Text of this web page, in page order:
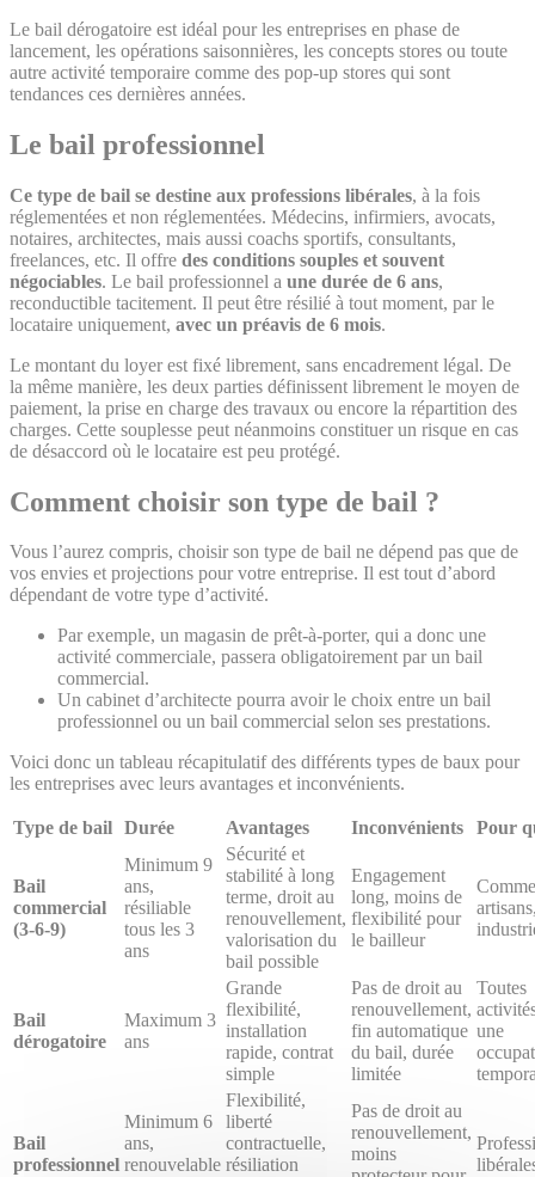
Le bail dérogatoire est idéal pour les entreprises en phase de
lancement, les opérations saisonnières, les concepts stores ou toute
autre activité temporaire comme des pop-up stores qui sont
tendances ces dernières années.
Le bail professionnel
Ce type de bail se destine aux professions libérales, à la fois
réglementées et non réglementées. Médecins, infirmiers, avocats,
notaires, architectes, mais aussi coachs sportifs, consultants,
freelances, etc. Il offre des conditions souples et souvent
négociables. Le bail professionnel a une durée de 6 ans,
reconductible tacitement. Il peut être résilié à tout moment, par le
locataire uniquement, avec un préavis de 6 mois.
Le montant du loyer est fixé librement, sans encadrement légal. De
la même manière, les deux parties définissent librement le moyen de
paiement, la prise en charge des travaux ou encore la répartition des
charges. Cette souplesse peut néanmoins constituer un risque en cas
de désaccord où le locataire est peu protégé.
Comment choisir son type de bail ?
Vous l’aurez compris, choisir son type de bail ne dépend pas que de
vos envies et projections pour votre entreprise. Il est tout d’abord
dépendant de votre type d’activité.
Par exemple, un magasin de prêt-à-porter, qui a donc une
activité commerciale, passera obligatoirement par un bail
commercial.
Un cabinet d’architecte pourra avoir le choix entre un bail
professionnel ou un bail commercial selon ses prestations.
Voici donc un tableau récapitulatif des différents types de baux pour
les entreprises avec leurs avantages et inconvénients.
Type de bail Durée Avantages Inconvénients Pour
Bail
commercial
(3-6-9)
Minimum 9
ans,
résiliable
tous les 3
ans
Sécurité et
stabilité à long
terme, droit au
renouvellement,
valorisation du
bail possible
Engagement
long, moins de
flexibilité pour
le bailleur
Bail
dérogatoire
Maximum 3
ans
Grande
flexibilité,
installation
rapide, contrat
simple
Pas de droit au
renouvellement,
fin automatique
du bail, durée
limitée
Toutes
une
Bail
professionnel
Minimum 6
ans,
renouvelable
Flexibilité,
liberté
contractuelle,
résiliation
Pas de droit au
renouvellement,
moins